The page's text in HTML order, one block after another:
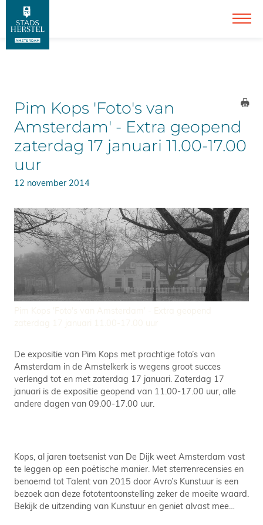
Pim Kops 'Foto's van
Amsterdam' - Extra geopend
zaterdag 17 januari 11.00-17.00
uur
12 november 2014
De expositie van Pim Kops met prachtige foto’s van
Amsterdam in de Amstelkerk is wegens groot succes
verlengd tot en met zaterdag 17 januari. Zaterdag 17
januari is de expositie geopend van 11.00-17.00 uur, alle
andere dagen van 09.00-17.00 uur.
Kops, al jaren toetsenist van De Dijk weet Amsterdam vast
te leggen op een poëtische manier. Met sterrenrecensies en
benoemd tot Talent van 2015 door Avro’s Kunstuur is een
bezoek aan deze fototentoonstelling zeker de moeite waard.
Bekijk de uitzending van Kunstuur en geniet alvast mee…